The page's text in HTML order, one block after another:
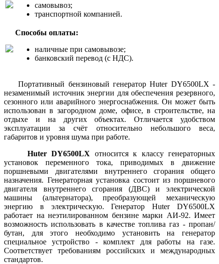
самовывоз;
транспортной компанией.
Способы оплаты:
наличные при самовывозе;
банковский перевод (с НДС).
Портативный бензиновый генератор Huter DY6500LХ -
незаменимый источник энергии для обеспечения резервного,
сезонного или аварийного энергоснабжения. Он может быть
использован в загородном доме, офисе, в строительстве, на
отдыхе и на других объектах. Отличается удобством
эксплуатации за счёт относительно небольшого веса,
габаритов и уровня шума при работе.
Huter DY6500LХ относится к классу генераторных
установок переменного тока, приводимых в движение
поршневыми двигателями внутреннего сгорания общего
назначения. Генераторная установка состоит из поршневого
двигателя внутреннего сгорания (ДВС) и электрической
машины (альтернатора), преобразующей механическую
энергию в электрическую. Генератор Huter DY6500LХ
работает на неэтилированном бензине марки АИ-92. Имеет
возможность использовать в качестве топлива газ - пропан/
бутан, для этого необходимо установить на генератор
специальное устройство - комплект для работы на газе.
Соответствует требованиям российских и международных
стандартов.